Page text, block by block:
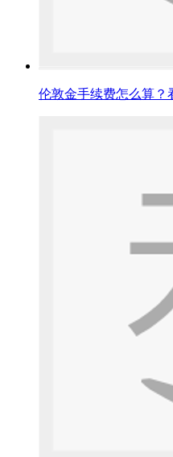
伦敦金手续费怎么算？